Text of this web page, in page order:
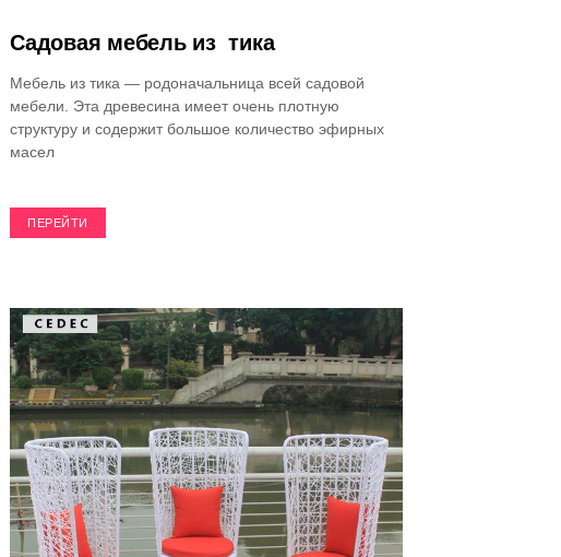
Садовая мебель из тика
Мебель из тика — родоначальница всей садовой
мебели. Эта древесина имеет очень плотную
структуру и содержит большое количество эфирных
масел
ПЕРЕЙТИ